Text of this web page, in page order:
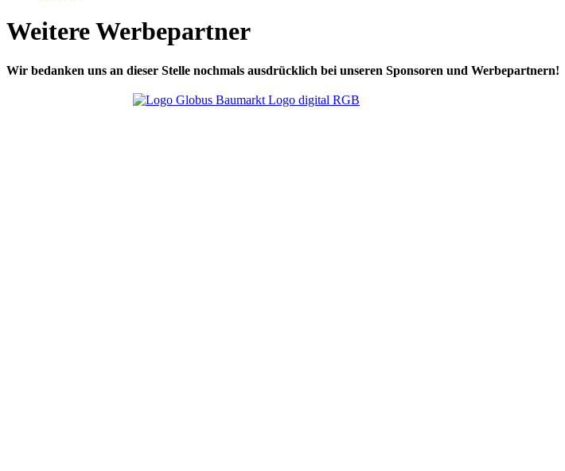
Weitere Werbepartner
Wir bedanken uns an dieser Stelle nochmals ausdrücklich bei unseren Sponsoren und Werbepartnern!